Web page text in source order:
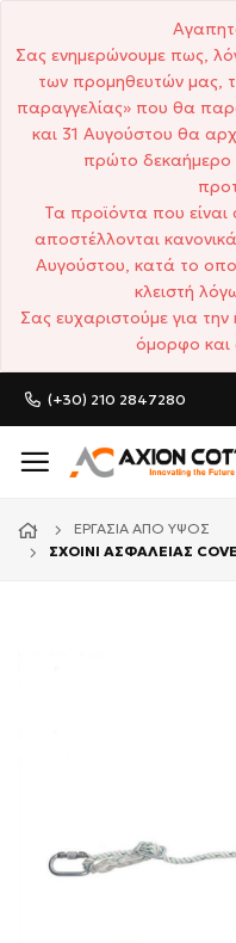
Σας ενημερώνουμε πως,
των προμηθευτών μας,
παραγγελίας» που θα
και 31 Αυγούστου θα
πρώτο δεκαήμερο
Τα προϊόντα που είναι
αποστέλλονται
Αυγούστου, κατά το
κλειστή
Σας ευχαριστούμε για
όμορφο και
(+30) 210 2847280
ΕΡΓΑΣΊΑ ΑΠΌ ΎΨΟΣ
ΣΧΟΙΝΙ ΑΣΦΑΛΕΙΑΣ